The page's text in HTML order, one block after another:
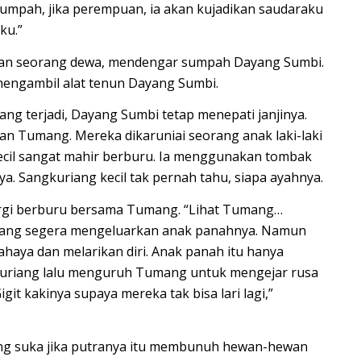
jika perempuan, ia akan kujadikan saudaraku
seorang dewa, mendengar sumpah Dayang Sumbi.
alat tenun Dayang Sumbi.
terjadi, Dayang Sumbi tetap menepati janjinya.
Tumang. Mereka dikaruniai seorang anak laki-laki
sangat mahir berburu. Ia menggunakan tombak
Sangkuriang kecil tak pernah tahu, siapa ayahnya.
berburu bersama Tumang. “Lihat Tumang…
segera mengeluarkan anak panahnya. Namun
dan melarikan diri. Anak panah itu hanya
lalu menguruh Tumang untuk mengejar rusa
kakinya supaya mereka tak bisa lari lagi,”
suka jika putranya itu membunuh hewan-hewan